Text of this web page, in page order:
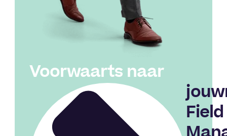
Voorwaarts naar
jouw